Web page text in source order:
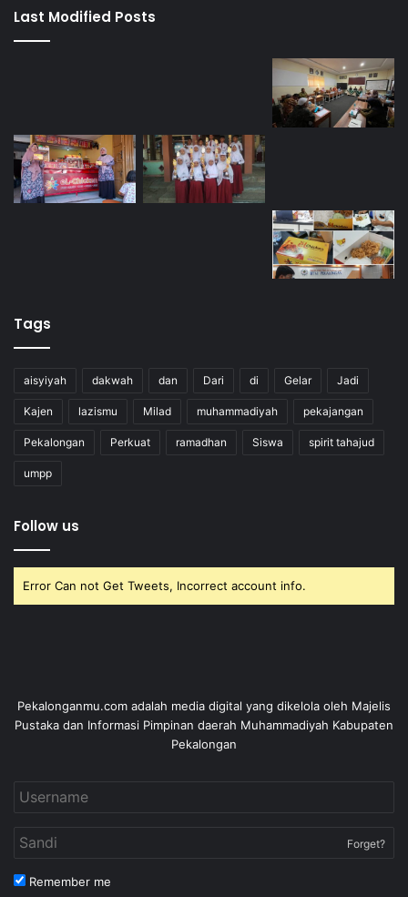
Last Modified Posts
Tags
aisyiyah dakwah dan Dari di Gelar Jadi
Kajen lazismu Milad muhammadiyah pekajangan
Pekalongan Perkuat ramadhan Siswa spirit tahajud
umpp
Follow us
Error Can not Get Tweets, Incorrect account info.
Pekalonganmu.com adalah media digital yang dikelola oleh Majelis
Pustaka dan Informasi Pimpinan daerah Muhammadiyah Kabupaten
Pekalongan
Forget?
Remember me